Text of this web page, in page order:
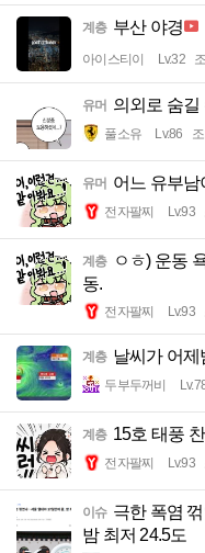
계층 부산 야경
아이스티이 Lv.32
유머 의외로 숨길
풀소유 Lv.86
유머 어느 유부남
전자팔찌 Lv.93
계층
ㅇㅎ) 운동
동.
전자팔찌 Lv.93
계층 날씨가 어
두부두꺼비
계층 15호 태풍
전자팔찌 Lv.93
이슈 극한 폭염
밤 최저 24.5도